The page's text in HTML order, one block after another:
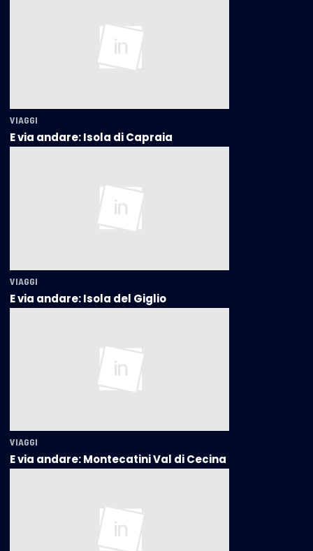
VIAGGI
E via andare: Isola di Capraia
VIAGGI
E via andare: Isola del Giglio
VIAGGI
E via andare: Montecatini Val di Cecina